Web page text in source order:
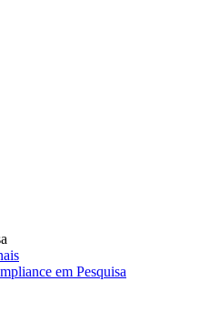
em Pesquisa